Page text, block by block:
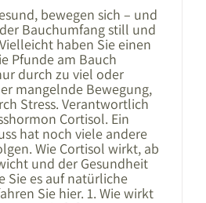
bewegen sich – und
Bauchumfang still und
haben Sie einen
Pfunde am Bauch
durch zu viel oder
mangelnde Bewegung,
Stress. Verantwortlich
Cortisol. Ein
hat noch viele andere
Wie Cortisol wirkt, ab
und der Gesundheit
Sie es auf natürliche
Sie hier. 1. Wie wirkt